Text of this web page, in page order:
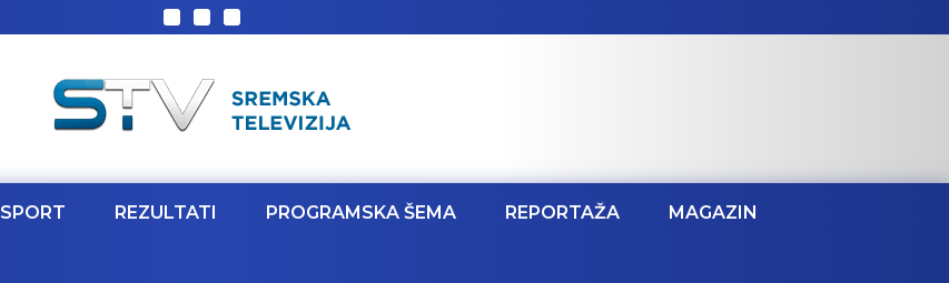
SPORT REZULTATI PROGRAMSKA ŠEMA REPORTAŽA MAGAZIN